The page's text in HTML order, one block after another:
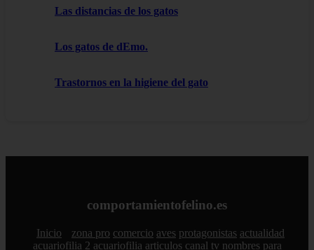
Las distancias de los gatos
Los gatos de dEmo.
Trastornos en la higiene del gato
comportamientofelino.es
Inicio zona pro comercio aves protagonistas actualidad
acuariofilia 2 acuariofilia articulos canal tv nombres para